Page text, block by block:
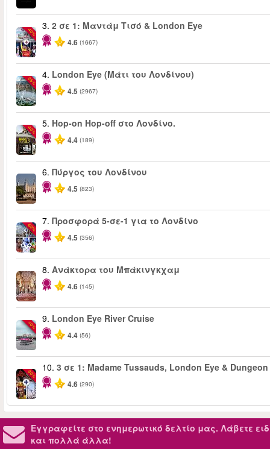
-40%
3. 2 σε 1: Μαντάμ Τισό & London Eye
4.6 (1667)
-25%
4. London Eye (Μάτι του Λονδίνου)
4.5 (2967)
-40%
5. Hop-on Hop-off στο Λονδίνο.
4.4 (189)
6. Πύργος του Λονδίνου
4.5 (823)
-60%
7. Προσφορά 5-σε-1 για το Λονδίνο
4.5 (356)
8. Ανάκτορα του Μπάκινγκχαμ
4.6 (145)
-10%
9. London Eye River Cruise
4.4 (56)
-30%
10. 3 σε 1: Madame Tussauds, London Eye & Dungeon
4.6 (290)
Εγγραφείτε στο ενημερωτικό δελτίο μας. Λάβετε
και πολλά άλλα!